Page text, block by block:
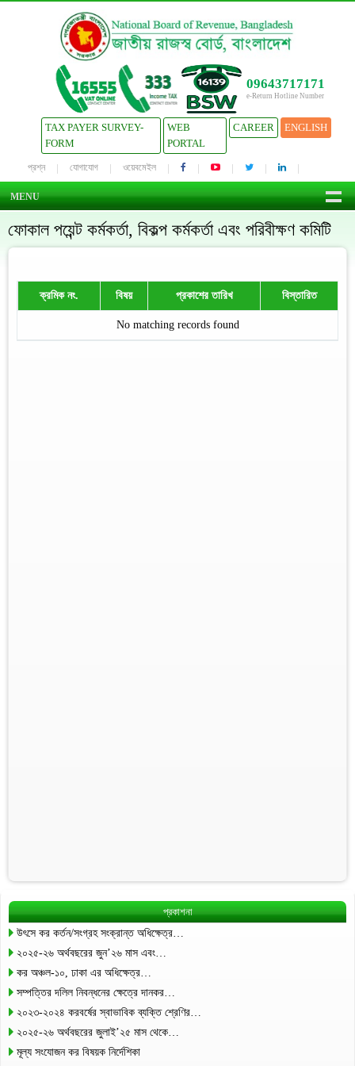
09643717171
e-Return Hotline Number
TAX PAYER SURVEY-
FORM
WEB
PORTAL
CAREER ENGLISH
প্রশ্ন যোগাযোগ ওয়েবমেইল
MENU
ফোকাল পয়েন্ট কর্মকর্তা, বিকল্প কর্মকর্তা এবং পরিবীক্ষণ কমিটি
ক্রমিক নং. বিষয় প্রকাশের তারিখ বিস্তারিত
No matching records found
প্রকাশনা
উৎসে কর কর্তন/সংগ্রহ সংক্রান্ত অধিক্ষেত্র…
২০২৫-২৬ অর্থবছরের জুন’২৬ মাস এবং…
কর অঞ্চল-১০, ঢাকা এর অধিক্ষেত্র…
সম্পত্তির দলিল নিবন্ধনের ক্ষেত্রে দানকর…
২০২৩-২০২৪ করবর্ষের স্বাভাবিক ব্যক্তি শ্রেণির…
২০২৫-২৬ অর্থবছরের জুলাই’২৫ মাস থেকে…
মূল্য সংযোজন কর বিষয়ক নির্দেশিকা